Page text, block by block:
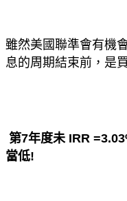
雖然美國聯準會有機
息的周期結束前，是
第7年度未 IRR
當低!